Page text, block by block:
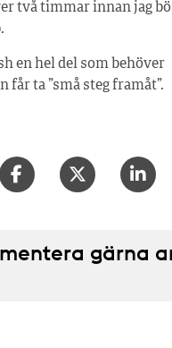
två timmar innan jag
en hel del som behöver
ta ”små steg framåt”.
gärna